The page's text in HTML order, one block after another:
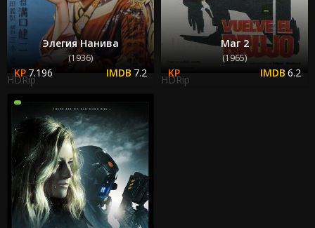
Элегия Нанива
(1936)
7.196 7.2
HDRip
Маг 2
(1965)
6.2
HDRip